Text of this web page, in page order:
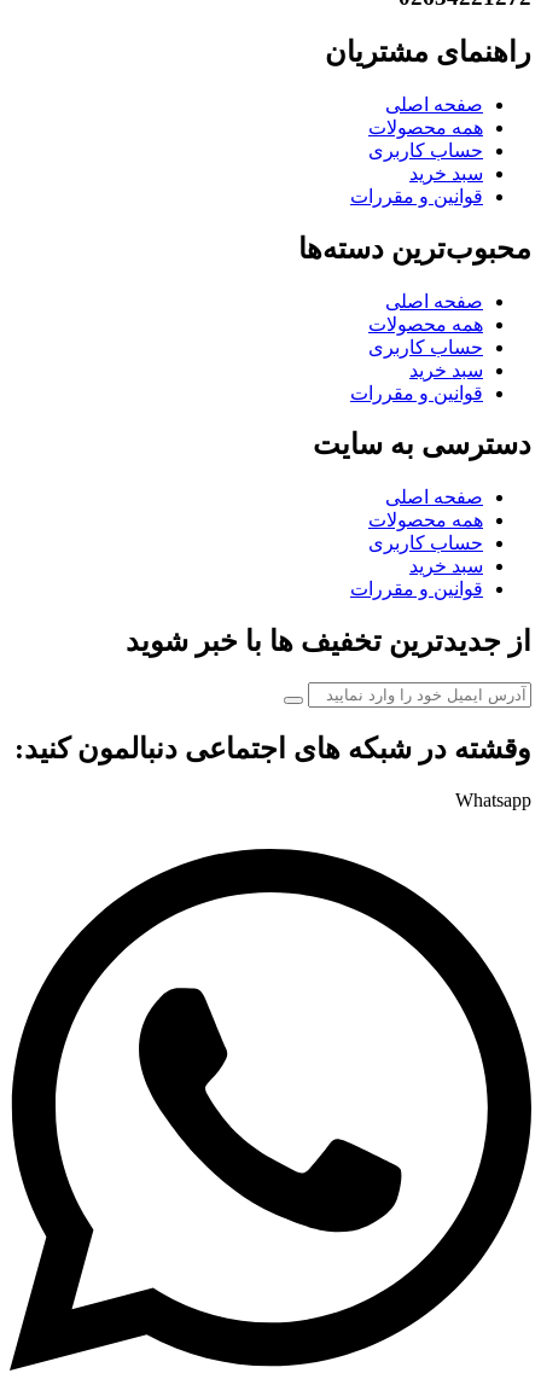
راهنمای مشتریان
صفحه اصلی
همه محصولات
حساب کاربری
سبد خرید
قوانین و مقررات
محبوب‌ترین دسته‌ها
صفحه اصلی
همه محصولات
حساب کاربری
سبد خرید
قوانین و مقررات
دسترسی به سایت
صفحه اصلی
همه محصولات
حساب کاربری
سبد خرید
قوانین و مقررات
از جدیدترین تخفیف ها با خبر شوید
وقشته در شبکه های اجتماعی دنبالمون کنید:
Whatsapp